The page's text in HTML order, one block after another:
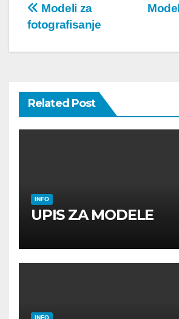
Post
navigation
Modeli za
fotografisanje
Related Post
INFO
UPIS ZA MODELE